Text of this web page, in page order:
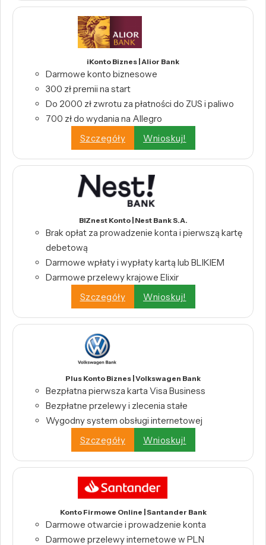
iKonto Biznes | Alior Bank
Darmowe konto biznesowe
300 zł premii na start
Do 2000 zł zwrotu za płatności do ZUS i paliwo
700 zł do wydania na Allegro
Szczegóły
Wnioskuj!
BIZnest Konto | Nest Bank S.A.
Brak opłat za prowadzenie konta i pierwszą kartę
debetową
Darmowe wpłaty i wypłaty kartą lub BLIKIEM
Darmowe przelewy krajowe Elixir
Szczegóły
Wnioskuj!
Plus Konto Biznes | Volkswagen Bank
Bezpłatna pierwsza karta Visa Business
Bezpłatne przelewy i zlecenia stałe
Wygodny system obsługi internetowej
Szczegóły
Wnioskuj!
Konto Firmowe Online | Santander Bank
Darmowe otwarcie i prowadzenie konta
Darmowe przelewy internetowe w PLN